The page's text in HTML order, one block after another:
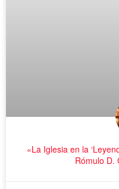
«La Iglesia en la
Rómulo D.